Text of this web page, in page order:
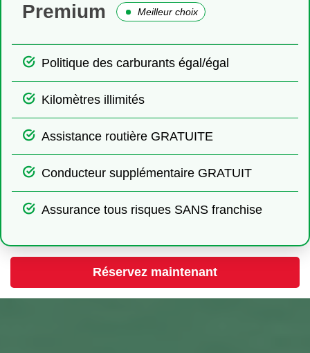
Premium Meilleur choix
Politique des carburants égal/égal
Kilomètres illimités
Assistance routière GRATUITE
Conducteur supplémentaire GRATUIT
Assurance tous risques SANS franchise
Réservez maintenant